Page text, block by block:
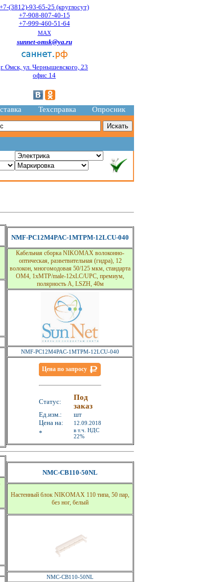
+7-(3812)-93-65-25 (круглосут)
+7-908-807-40-15
+7-999-460-51-64
MAX
sunnet-omsk@ya.ru
г. Омск, ул. Чернышевского, 23
офис 14
Техсправка Опросник
NMF-PC12M4PAC-1MTPM-12LCU-040
Кабельная сборка NIKOMAX волоконно-
оптическая, разветвительная (гидра), 12
волокон, многомодовая 50/125 мкм, стандарта
OM4, 1xMTP/male-12xLC/UPC, премиум,
полярность А, LSZH, 40м
NMF-PC12M4PAC-1MTPM-12LCU-040
Цена по запросу
Статус:
Под
заказ
Ед.изм.:
шт
Цена на:
12.09.2018
*
в т.ч. НДС
22%
NMC-CB110-50NL
Настенный блок NIKOMAX 110 типа, 50 пар,
без ног, белый
NMC-CB110-50NL